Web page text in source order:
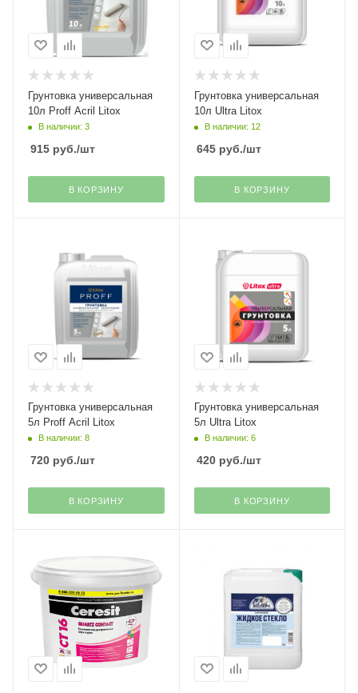
Грунтовка универсальная
10л Proff Acril Litox
В наличии: 3
915 руб./шт
В КОРЗИНУ
Грунтовка универсальная
10л Ultra Litox
В наличии: 12
645руб./шт
В КОРЗИНУ
Грунтовка универсальная
5л Proff Acril Litox
В наличии: 8
720 руб./шт
В КОРЗИНУ
Грунтовка универсальная
5л Ultra Litox
В наличии: 6
420руб./шт
В КОРЗИНУ